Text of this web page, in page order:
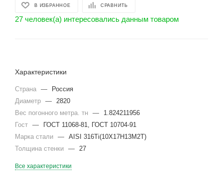
В ИЗБРАННОЕ СРАВНИТЬ
27 человек(а) интересовались данным товаром
Характеристики
Страна —
Россия
Диаметр — 2820
Вес погонного метра. тн —
1.824211956
Гост —
ГОСТ 11068-81, ГОСТ 10704-91
Марка стали — AISI 316Ti(10Х17Н13М2Т)
Толщина стенки — 27
Все характеристики